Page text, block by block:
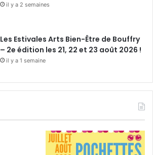
il y a 2 semaines
Les Estivales Arts Bien-Être de Bouffry
– 2e édition les 21, 22 et 23 août 2026 !
il y a 1 semaine